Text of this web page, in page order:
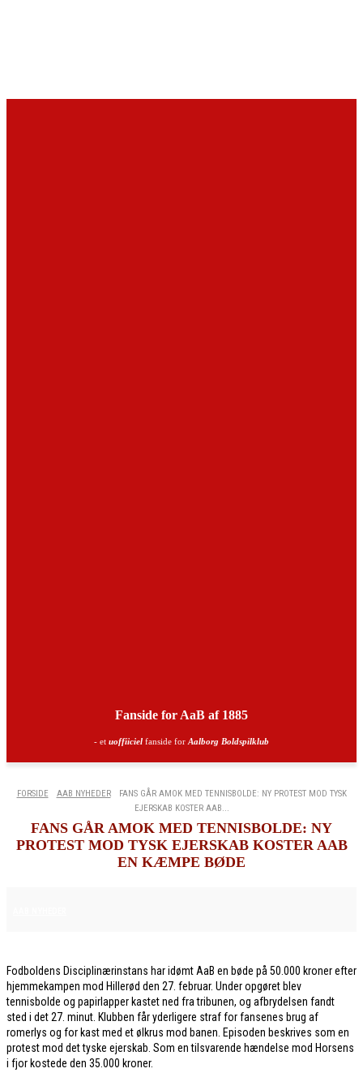
Fanside for AaB af 1885
- et uoffiiciel fanside for Aalborg Boldspilklub
FORSIDE AAB NYHEDER
FANS GÅR AMOK MED TENNISBOLDE: NY PROTEST MOD TYSK
EJERSKAB KOSTER AAB...
FANS GÅR AMOK MED TENNISBOLDE: NY
PROTEST MOD TYSK EJERSKAB KOSTER AAB
EN KÆMPE BØDE
Fodboldens Disciplinærinstans har idømt AaB en bøde på 50.000 kroner efter
hjemmekampen mod Hillerød den 27. februar. Under opgøret blev
tennisbolde og papirlapper kastet ned fra tribunen, og afbrydelsen fandt
sted i det 27. minut. Klubben får yderligere straf for fansenes brug af
romerlys og for kast med et ølkrus mod banen. Episoden beskrives som en
protest mod det tyske ejerskab. Som en tilsvarende hændelse mod Horsens
i fjor kostede den 35.000 kroner.